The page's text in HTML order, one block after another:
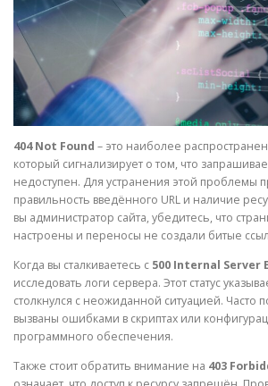
404 Not Found – это наиболее
который сигнализирует о том, что
недоступен. Для устранения этой проблемы
правильность введённого URL и наличие
вы администратор сайта, убедитесь, что
настроены и переносы не создали битые
Когда вы сталкиваетесь с 500 Internal Server
исследовать логи сервера. Этот статус
столкнулся с неожиданной ситуацией.
вызваны ошибками в скриптах или
программного обеспечения.
Также стоит обратить внимание на 403